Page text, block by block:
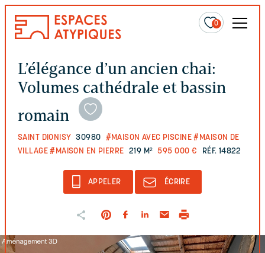
0
L’élégance d’un ancien chai:
Volumes cathédrale et bassin
romain
SAINT DIONISY 30980 #MAISON AVEC PISCINE #MAISON DE
VILLAGE #MAISON EN PIERRE 219 M² 595 000 € RÉF. 14822
APPELER ÉCRIRE